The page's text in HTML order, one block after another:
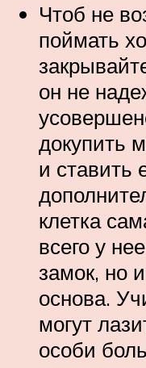
Чтоб не
поймать
он не
докупить
и ставить
клетка
всего у
замок, но
основа.
могут
особи